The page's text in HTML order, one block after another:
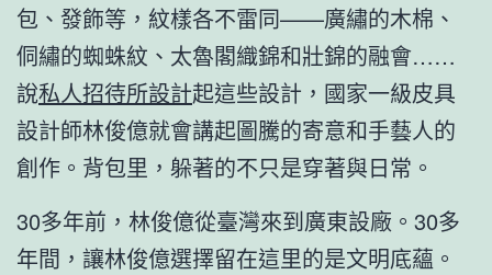
包、發飾等，紋樣各不雷同——廣繡的木棉、
侗繡的蜘蛛紋、太魯閣織錦和壯錦的融會……
說私人招待所設計起這些設計，國家一級皮具
設計師林俊億就會講起圖騰的寄意和手藝人的
創作。背包里，躲著的不只是穿著與日常。
30多年前，林俊億從臺灣來到廣東設廠。30多
年間，讓林俊億選擇留在這里的是文明底蘊。